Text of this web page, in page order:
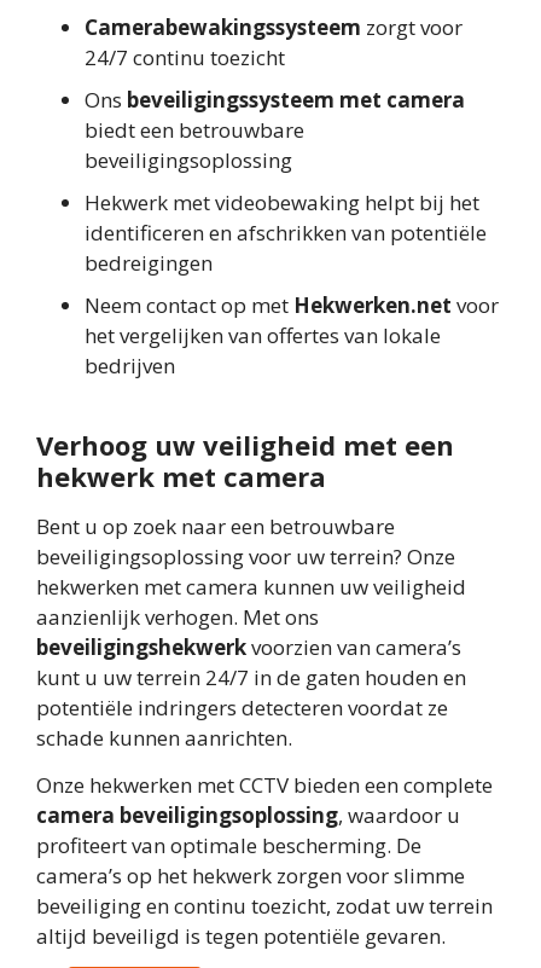
Camerabewakingssysteem zorgt voor
24/7 continu toezicht
Ons beveiligingssysteem met camera
biedt een betrouwbare
beveiligingsoplossing
Hekwerk met videobewaking helpt bij het
identificeren en afschrikken van potentiële
bedreigingen
Neem contact op met Hekwerken.net voor
het vergelijken van offertes van lokale
bedrijven
Verhoog uw veiligheid met een
hekwerk met camera
Bent u op zoek naar een betrouwbare
beveiligingsoplossing voor uw terrein? Onze
hekwerken met camera kunnen uw veiligheid
aanzienlijk verhogen. Met ons
beveiligingshekwerkvoorzien van camera’s
kunt u uw terrein 24/7 in de gaten houden en
potentiële indringers detecteren voordat ze
schade kunnen aanrichten.
Onze hekwerken met CCTV bieden een complete
camera beveiligingsoplossing, waardoor u
profiteert van optimale bescherming. De
camera’s op het hekwerk zorgen voor slimme
beveiliging en continu toezicht, zodat uw terrein
altijd beveiligd is tegen potentiële gevaren.